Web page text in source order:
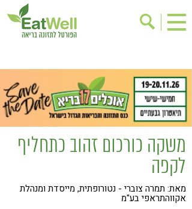
בישול בריא
אינדקס עסקים
ריפוי ומניעת מחלות
בריאות האישה
תוספי תזונה
מתכוני בריאות
אירועים
שינוי תזונתי
גישות בתזונה
ניקוי רעלים
מזונות על
משקה כורכום זהוב כתחליף
לקפה
מאת: תמרה צוברי - נטורופתית, מייסדת ומנהלת
אקווהתראפי בע"מ